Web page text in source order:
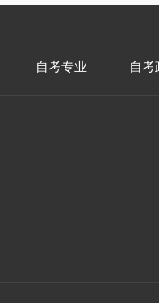
自考专业 自考